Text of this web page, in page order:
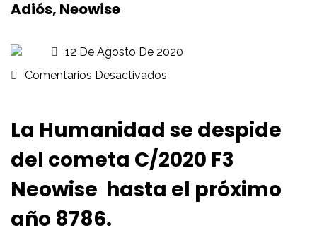
Adiós, Neowise
12 De Agosto De 2020
Comentarios Desactivados
La Humanidad se despide
del cometa C/2020 F3
Neowise hasta el próximo
año 8786.